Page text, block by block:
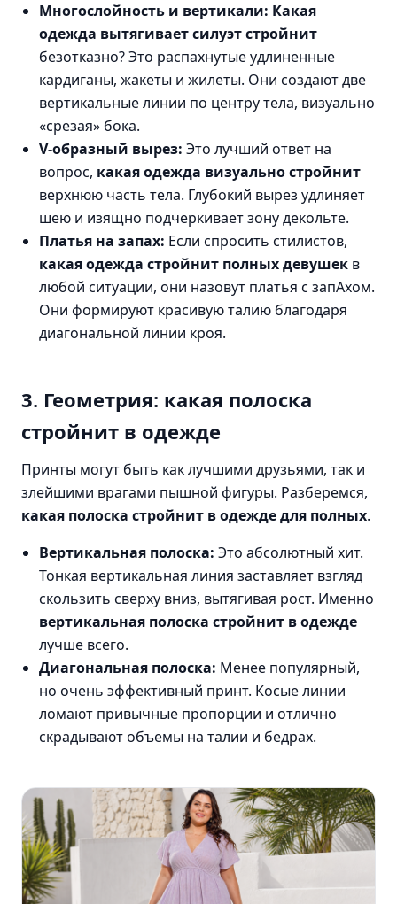
Многослойность и вертикали: Какая
одежда вытягивает силуэт стройнит
безотказно? Это распахнутые удлиненные
кардиганы, жакеты и жилеты. Они создают две
вертикальные линии по центру тела, визуально
«срезая» бока.
V-образный вырез: Это лучший ответ на
вопрос, какая одежда визуально стройнит
верхнюю часть тела. Глубокий вырез удлиняет
шею и изящно подчеркивает зону декольте.
Платья на запах: Если спросить стилистов,
какая одежда стройнит полных девушек в
любой ситуации, они назовут платья с запАхом.
Они формируют красивую талию благодаря
диагональной линии кроя.
3. Геометрия: какая полоска
стройнит в одежде
Принты могут быть как лучшими друзьями, так и
злейшими врагами пышной фигуры. Разберемся,
какая полоска стройнит в одежде для полных.
Вертикальная полоска: Это абсолютный хит.
Тонкая вертикальная линия заставляет взгляд
скользить сверху вниз, вытягивая рост. Именно
вертикальная полоска стройнит в одежде
лучше всего.
Диагональная полоска: Менее популярный,
но очень эффективный принт. Косые линии
ломают привычные пропорции и отлично
скрадывают объемы на талии и бедрах.